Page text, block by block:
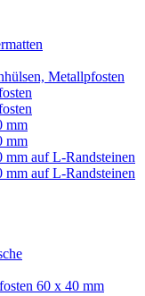
Metallpfosten
mm
mm
mm auf L-Randsteinen
mm auf L-Randsteinen
60 x 40 mm